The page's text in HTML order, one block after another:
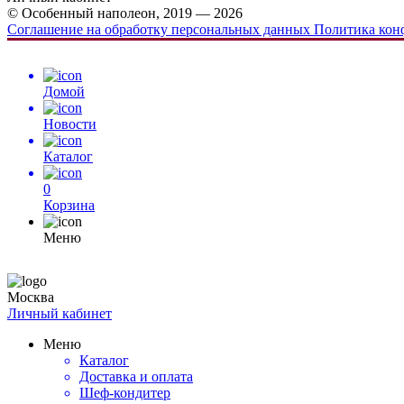
© Особенный наполеон, 2019 — 2026
Соглашение на обработку персональных данных Политика
Домой
Новости
Каталог
0
Корзина
Меню
Москва
Личный кабинет
Меню
Каталог
Доставка и оплата
Шеф-кондитер